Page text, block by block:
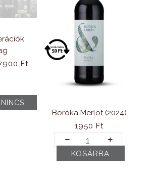
Ft.
FtCurrent
17900 Ft.
Boróka Merlot (2024)
1950Ft
Boróka
Merlot
(2024)
KOSÁRBA